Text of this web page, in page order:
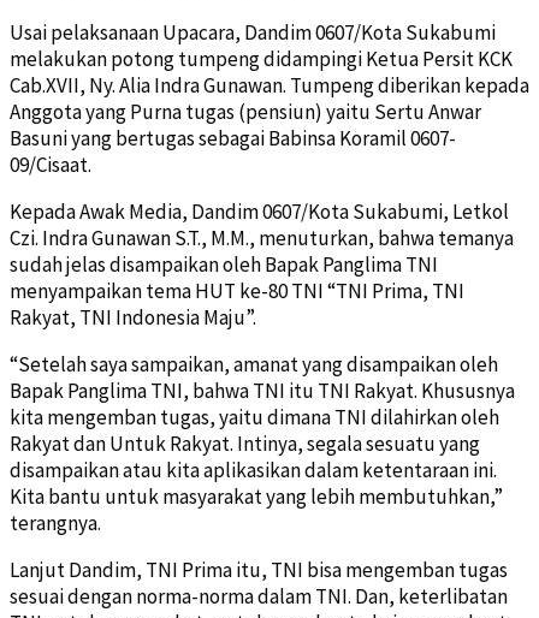
Usai pelaksanaan Upacara, Dandim 0607/Kota Sukabumi
melakukan potong tumpeng didampingi Ketua Persit KCK
Cab.XVII, Ny. Alia Indra Gunawan. Tumpeng diberikan kepada
Anggota yang Purna tugas (pensiun) yaitu Sertu Anwar
Basuni yang bertugas sebagai Babinsa Koramil 0607-
09/Cisaat.
Kepada Awak Media, Dandim 0607/Kota Sukabumi, Letkol
Czi. Indra Gunawan S.T., M.M., menuturkan, bahwa temanya
sudah jelas disampaikan oleh Bapak Panglima TNI
menyampaikan tema HUT ke-80 TNI “TNI Prima, TNI
Rakyat, TNI Indonesia Maju”.
“Setelah saya sampaikan, amanat yang disampaikan oleh
Bapak Panglima TNI, bahwa TNI itu TNI Rakyat. Khususnya
kita mengemban tugas, yaitu dimana TNI dilahirkan oleh
Rakyat dan Untuk Rakyat. Intinya, segala sesuatu yang
disampaikan atau kita aplikasikan dalam ketentaraan ini.
Kita bantu untuk masyarakat yang lebih membutuhkan,”
terangnya.
Lanjut Dandim, TNI Prima itu, TNI bisa mengemban tugas
sesuai dengan norma-norma dalam TNI. Dan, keterlibatan